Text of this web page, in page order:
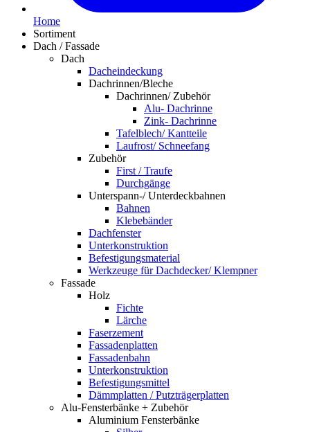
Home
Sortiment
Dach / Fassade
Dach
Dacheindeckung
Dachrinnen/Bleche
Dachrinnen/ Zubehör
Alu- Dachrinne
Zink- Dachrinne
Tafelblech/ Kantteile
Laufrost/ Schneefang
Zubehör
First / Traufe
Durchgänge
Unterspann-/ Unterdeckbahnen
Bahnen
Klebebänder
Dachfenster
Unterkonstruktion
Befestigungsmaterial
Werkzeuge für Dachdecker/ Klempner
Fassade
Holz
Fichte
Lärche
Faserzement
Fassadenplatten
Fassadenbahn
Unterkonstruktion
Befestigungsmittel
Dämmplatten / Putzträgerplatten
Alu-Fensterbänke + Zubehör
Aluminium Fensterbänke